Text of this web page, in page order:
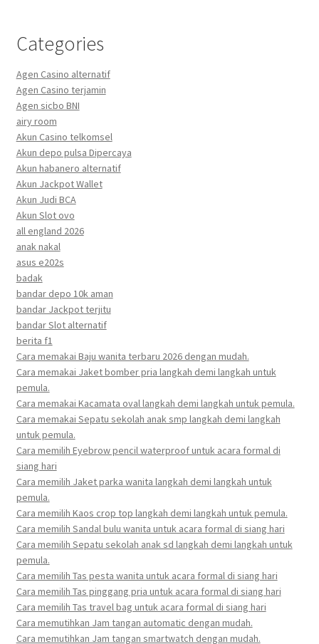
Categories
Agen Casino alternatif
Agen Casino terjamin
Agen sicbo BNI
airy room
Akun Casino telkomsel
Akun depo pulsa Dipercaya
Akun habanero alternatif
Akun Jackpot Wallet
Akun Judi BCA
Akun Slot ovo
all england 2026
anak nakal
asus e202s
badak
bandar depo 10k aman
bandar Jackpot terjitu
bandar Slot alternatif
berita f1
Cara memakai Baju wanita terbaru 2026 dengan mudah.
Cara memakai Jaket bomber pria langkah demi langkah untuk
pemula.
Cara memakai Kacamata oval langkah demi langkah untuk pemula.
Cara memakai Sepatu sekolah anak smp langkah demi langkah
untuk pemula.
Cara memilih Eyebrow pencil waterproof untuk acara formal di
siang hari
Cara memilih Jaket parka wanita langkah demi langkah untuk
pemula.
Cara memilih Kaos crop top langkah demi langkah untuk pemula.
Cara memilih Sandal bulu wanita untuk acara formal di siang hari
Cara memilih Sepatu sekolah anak sd langkah demi langkah untuk
pemula.
Cara memilih Tas pesta wanita untuk acara formal di siang hari
Cara memilih Tas pinggang pria untuk acara formal di siang hari
Cara memilih Tas travel bag untuk acara formal di siang hari
Cara memutihkan Jam tangan automatic dengan mudah.
Cara memutihkan Jam tangan smartwatch dengan mudah.